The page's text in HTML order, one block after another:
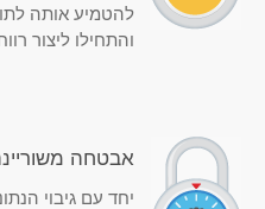
להטמיע אותה
והתחילו ליצור
אבטחה
יחד עם גיבוי